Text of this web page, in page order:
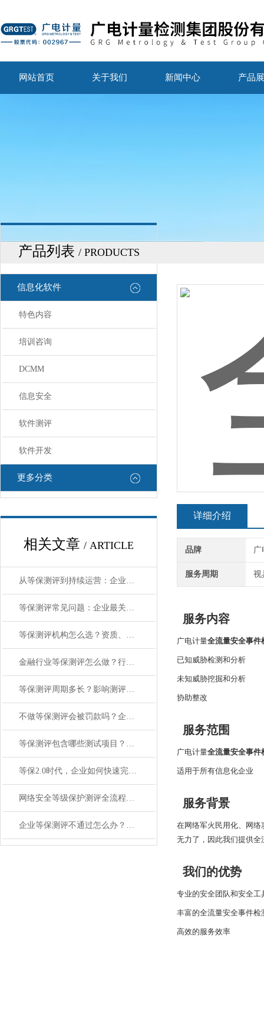
网站首页 关于我们 新闻中心 产品
产品列表 / PRODUCTS
信息化软件
特色内容
培训咨询
DCMM
信息安全
软件测评
软件开发
更多分类
相关文章 / ARTICLE
从等保测评到持续运营：企业网络安全防护的完整路径
等保测评常见问题：企业最关心的合规要点解答
等保测评机构怎么选？资质、经验、服务能力三大标准
金融行业等保测评怎么做？行业特殊要求与应对方案
等保测评周期多长？影响测评时间的5个关键因素
不做等保测评会被罚款吗？企业网络安全合规风险解读
等保测评包含哪些测试项目？技术与管理双维度详解
等保2.0时代，企业如何快速完成网络安全合规？
网络安全等级保护测评全流程解析：从定级备案到报告交付
企业等保测评不通过怎么办？一文读懂整改关键点
详细介绍
品牌 广
服务周期 视
服务内容
广电计量全流量安全事件
已知威胁检测和分析
未知威胁挖掘和分析
协助整改
服务范围
广电计量全流量安全事件
适用于所有信息化企业
服务背景
在网络军火民用化、网
无力了，因此我们提供
我们的优势
专业的安全团队和安全工
丰富的全流量安全事件检
高效的服务效率